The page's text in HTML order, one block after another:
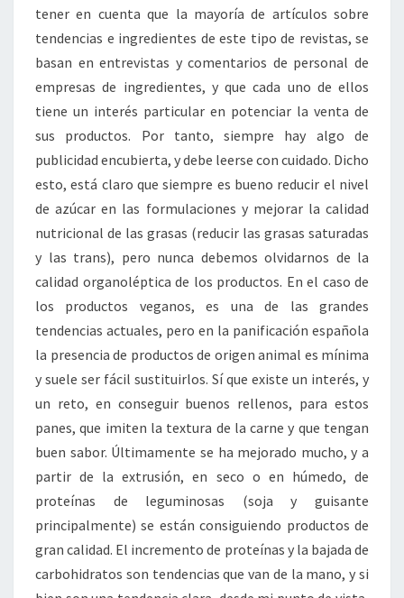
tener en cuenta que la mayoría de artículos sobre
tendencias e ingredientes de este tipo de revistas, se
basan en entrevistas y comentarios de personal de
empresas de ingredientes, y que cada uno de ellos
tiene un interés particular en potenciar la venta de
sus productos. Por tanto, siempre hay algo de
publicidad encubierta, y debe leerse con cuidado. Dicho
esto, está claro que siempre es bueno reducir el nivel
de azúcar en las formulaciones y mejorar la calidad
nutricional de las grasas (reducir las grasas saturadas
y las trans), pero nunca debemos olvidarnos de la
calidad organoléptica de los productos. En el caso de
los productos veganos, es una de las grandes
tendencias actuales, pero en la panificación española
la presencia de productos de origen animal es mínima
y suele ser fácil sustituirlos. Sí que existe un interés, y
un reto, en conseguir buenos rellenos, para estos
panes, que imiten la textura de la carne y que tengan
buen sabor. Últimamente se ha mejorado mucho, y a
partir de la extrusión, en seco o en húmedo, de
proteínas de leguminosas (soja y guisante
principalmente) se están consiguiendo productos de
gran calidad. El incremento de proteínas y la bajada de
carbohidratos son tendencias que van de la mano, y si